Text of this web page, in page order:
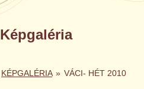
Képgaléria
KÉPGALÉRIA » VÁCI- HÉT 2010